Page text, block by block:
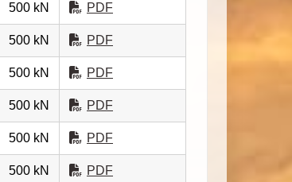
500 kN PDF
500 kN PDF
500 kN PDF
500 kN PDF
500 kN PDF
500 kN PDF